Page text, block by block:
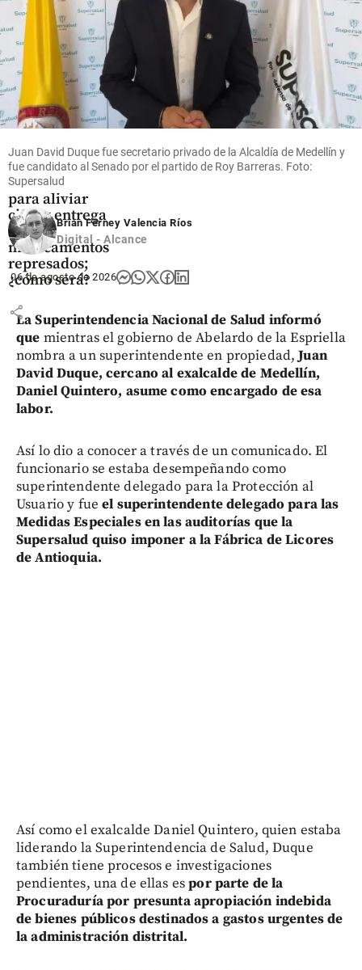
Salud
MinSalud
designada
anunció plan
de choque
para aliviar
citas y entrega
de
medicamentos
represados;
¿cómo será?
share
Juan David Duque fue secretario privado de la Alcaldía de Medellín y
fue candidato al Senado por el partido de Roy Barreras. Foto:
Supersalud
Brian Ferney Valencia Ríos
Digital - Alcance
06 de agosto de 2026
La Superintendencia Nacional de Salud informó
que mientras el gobierno de Abelardo de la Espriella
nombra a un superintendente en propiedad,Juan
David Duque, cercano al exalcalde de Medellín,
Daniel Quintero, asume como encargado de esa
labor.
Así lo dio a conocer a través de un comunicado. El
funcionario se estaba desempeñando como
superintendente delegado para la Protección al
Usuario y fueel superintendente delegado para las
Medidas Especiales en las auditorías que la
Supersalud quiso imponer a la Fábrica de Licores
de Antioquia.
Así como el exalcalde Daniel Quintero, quien estaba
liderando la Superintendencia de Salud, Duque
también tiene procesos e investigaciones
pendientes, una de ellas espor parte de la
Procuraduría por presunta apropiación indebida
de bienes públicos destinados a gastos urgentes de
la administración distrital.